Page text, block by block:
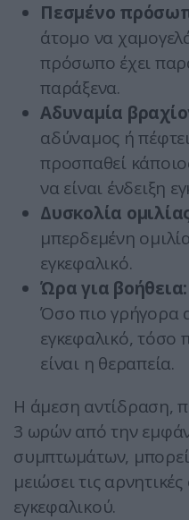
Πεσμένο
άτομο να
πρόσωπο έχει
παράξενα.
Αδυναμία
αδύναμος ή
προσπαθεί
να είναι ένδειξη
Δυσκολία
μπερδεμένη
εγκεφαλικό.
Ώρα για βοήθεια:
Όσο πιο γρήγορα
εγκεφαλικό, τόσο
είναι η θεραπεία.
Η άμεση αντίδραση,
3 ωρών από την
συμπτωμάτων,
μειώσει τις
εγκεφαλικού.